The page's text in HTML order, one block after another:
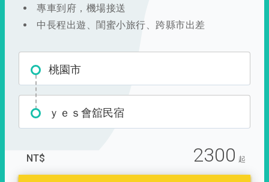
專車到府，機場接送
中長程出遊、閨蜜小旅行、跨縣市出差
桃園市
ｙｅｓ會舘民宿
NT$ 2300 起